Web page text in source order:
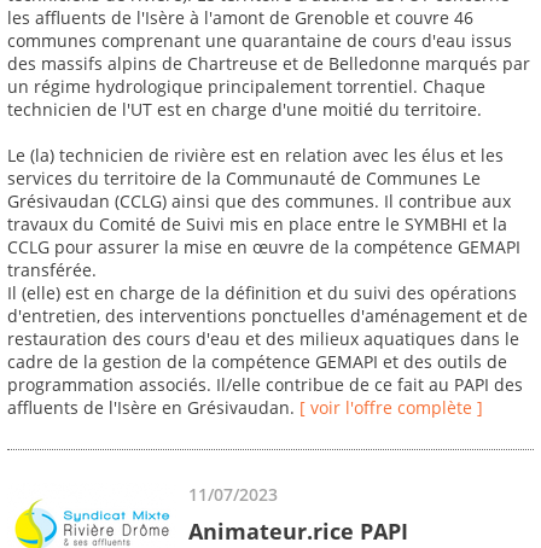
les affluents de l'Isère à l'amont de Grenoble et couvre 46
communes comprenant une quarantaine de cours d'eau issus
des massifs alpins de Chartreuse et de Belledonne marqués par
un régime hydrologique principalement torrentiel. Chaque
technicien de l'UT est en charge d'une moitié du territoire.
Le (la) technicien de rivière est en relation avec les élus et les
services du territoire de la Communauté de Communes Le
Grésivaudan (CCLG) ainsi que des communes. Il contribue aux
travaux du Comité de Suivi mis en place entre le SYMBHI et la
CCLG pour assurer la mise en œuvre de la compétence GEMAPI
transférée.
Il (elle) est en charge de la définition et du suivi des opérations
d'entretien, des interventions ponctuelles d'aménagement et de
restauration des cours d'eau et des milieux aquatiques dans le
cadre de la gestion de la compétence GEMAPI et des outils de
programmation associés. Il/elle contribue de ce fait au PAPI des
affluents de l'Isère en Grésivaudan. [ voir l'offre complète ]
11/07/2023
Animateur.rice PAPI